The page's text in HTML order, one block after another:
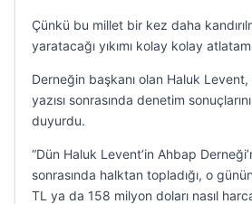
Çünkü bu millet bir kez daha
yaratacağı yıkımı kolay kolay
Derneğin başkanı olan Haluk Levent,
yazısı sonrasında denetim
duyurdu.
“Dün Haluk Levent’in Ahbap
sonrasında halktan topladığı, o
TL ya da 158 milyon doları nasıl